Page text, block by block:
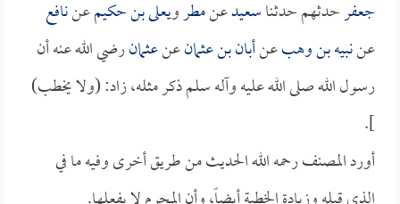
جعفرحدثهم حدثناسعيدعنمطرويعلى بن حكيمعننافع
عننبيه بن وهبعنأبان بن عثمانعنعثمانرضي الله عنه أن
رسول الله صلى الله عليه وآله سلم ذكر مثله، زاد: (ولا يخطب)
].
أورد المصنف رحمه الله الحديث من طريق أخرى وفيه ما في